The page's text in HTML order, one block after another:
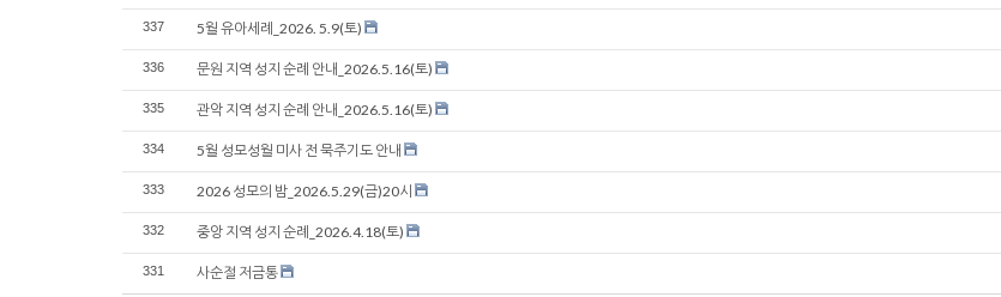
337 5월 유아세례_2026. 5.9(토)
336 문원 지역 성지 순례 안내_2026.5.16(토)
335 관악 지역 성지 순례 안내_2026.5.16(토)
334 5월 성모성월 미사 전 묵주기도 안내
333 2026 성모의 밤_2026.5.29(금)20시
332 중앙 지역 성지 순례_2026.4.18(토)
331 사순절 저금통